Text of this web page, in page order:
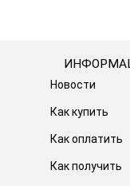
Новости
Как купить
Как оплатить
Как получить